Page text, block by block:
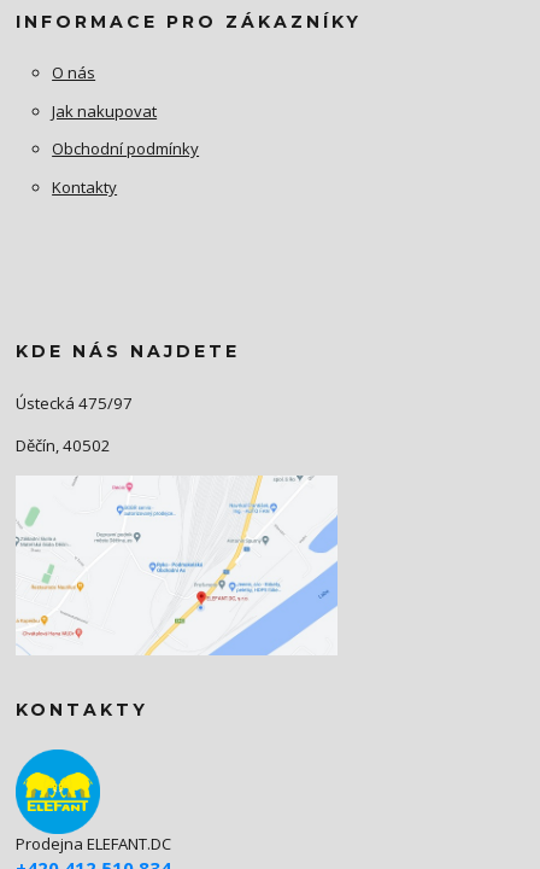
INFORMACE PRO ZÁKAZNÍKY
O nás
Jak nakupovat
Obchodní podmínky
Kontakty
KDE NÁS NAJDETE
Ústecká 475/97
Děčín, 40502
KONTAKTY
Prodejna ELEFANT.DC